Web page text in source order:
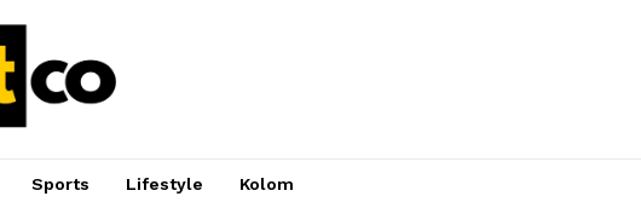
Sports Lifestyle Kolom